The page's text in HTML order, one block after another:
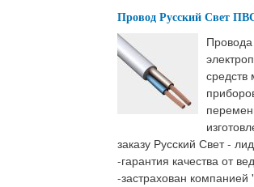
Провод Русский Свет
заказу Русский Свет -
-гарантия качества от
-застрахован компанией